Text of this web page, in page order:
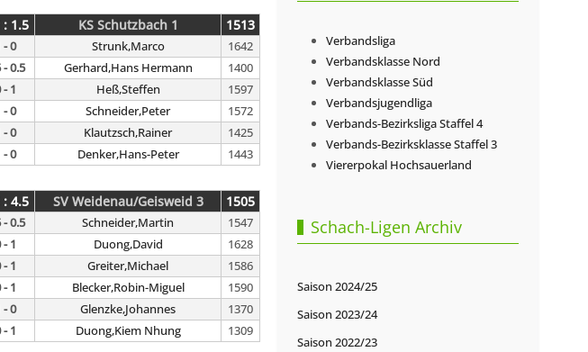
: 1.5 KS Schutzbach 1 1513
- 0 Strunk,Marco
1642
- 0.5 Gerhard,Hans Hermann
1400
- 1 Heß,Steffen
1597
- 0 Schneider,Peter
1572
- 0 Klautzsch,Rainer
1425
- 0 Denker,Hans-Peter 1443
: 4.5 SV Weidenau/Geisweid 3 1505
- 0.5 Schneider,Martin
1547
- 1 Duong,David
1628
- 1 Greiter,Michael
1586
- 1 Blecker,Robin-Miguel
1590
- 0 Glenzke,Johannes
1370
- 1 Duong,Kiem Nhung 1309
Verbandsliga
Verbandsklasse Nord
Verbandsklasse Süd
Verbandsjugendliga
Verbands-Bezirksliga Staffel 4
Verbands-Bezirksklasse Staffel 3
Viererpokal Hochsauerland
Schach-Ligen Archiv
Saison 2024/25
Saison 2023/24
Saison 2022/23